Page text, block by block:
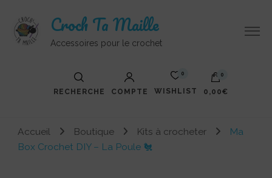
Croch Ta Maille
Accessoires pour le crochet
RECHERCHE COMPTE
0
WISHLIST
0
0,00€
Votre panier est vide.
Accueil Boutique Kits à crocheter
Ma
Box Crochet DIY – La Poule 🐔